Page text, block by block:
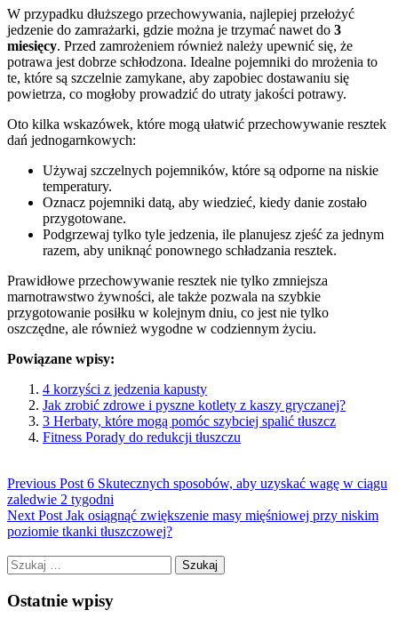
W przypadku dłuższego przechowywania, najlepiej przełożyć
jedzenie do zamrażarki, gdzie można je trzymać nawet do 3
miesięcy. Przed zamrożeniem również należy upewnić się, że
potrawa jest dobrze schłodzona. Idealne pojemniki do mrożenia to
te, które są szczelnie zamykane, aby zapobiec dostawaniu się
powietrza, co mogłoby prowadzić do utraty jakości potrawy.
Oto kilka wskazówek, które mogą ułatwić przechowywanie resztek
dań jednogarnkowych:
Używaj szczelnych pojemników, które są odporne na niskie
temperatury.
Oznacz pojemniki datą, aby wiedzieć, kiedy danie zostało
przygotowane.
Podgrzewaj tylko tyle jedzenia, ile planujesz zjeść za jednym
razem, aby uniknąć ponownego schładzania resztek.
Prawidłowe przechowywanie resztek nie tylko zmniejsza
marnotrawstwo żywności, ale także pozwala na szybkie
przygotowanie posiłku w kolejnym dniu, co jest nie tylko
oszczędne, ale również wygodne w codziennym życiu.
Powiązane wpisy:
4 korzyści z jedzenia kapusty
Jak zrobić zdrowe i pyszne kotlety z kaszy gryczanej?
3 Herbaty, które mogą pomóc szybciej spalić tłuszcz
Fitness Porady do redukcji tłuszczu
Previous Post 6 Skutecznych sposobów, aby uzyskać wagę w ciągu
zaledwie 2 tygodni
Next Post Jak osiągnąć zwiększenie masy mięśniowej przy niskim
poziomie tkanki tłuszczowej?
Szukaj:
Ostatnie wpisy